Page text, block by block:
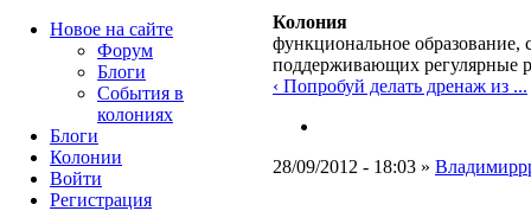
Колония
функциональное образование,
поддерживающих регулярные
‹ Попробуй делать дренаж из ...
28/09/2012 - 18:03 »
Новое на сайте
Форум
Блоги
События в
колониях
Блоги
Колонии
Войти
Peгиcтpaция